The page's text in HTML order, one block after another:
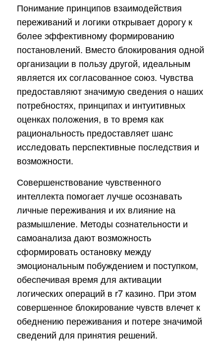
Понимание принципов взаимодействия
переживаний и логики открывает дорогу к
более эффективному формированию
постановлений. Вместо блокирования одной
организации в пользу другой, идеальным
является их согласованное союз. Чувства
предоставляют значимую сведения о наших
потребностях, принципах и интуитивных
оценках положения, в то время как
рациональность предоставляет шанс
исследовать перспективные последствия и
возможности.
Совершенствование чувственного
интеллекта помогает лучше осознавать
личные переживания и их влияние на
размышление. Методы сознательности и
самоанализа дают возможность
сформировать остановку между
эмоциональным побуждением и поступком,
обеспечивая время для активации
логических операций в r7 казино. При этом
совершенное блокирование чувств влечет к
обеднению переживания и потере значимой
сведений для принятия решений.